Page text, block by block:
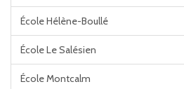
École Hélène-Boullé
École Le Salésien
École Montcalm